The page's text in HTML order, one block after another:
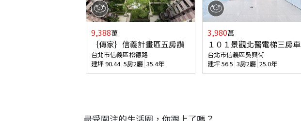
9,388萬
｛傳家｝信義計畫區五房讚
台北市信義區松德路
建坪90.44 5房2廳 35.4年
3,980萬
１０１景觀北醫電梯三房車
台北市信義區吳興街
建坪56.5 3房2廳 25.0年